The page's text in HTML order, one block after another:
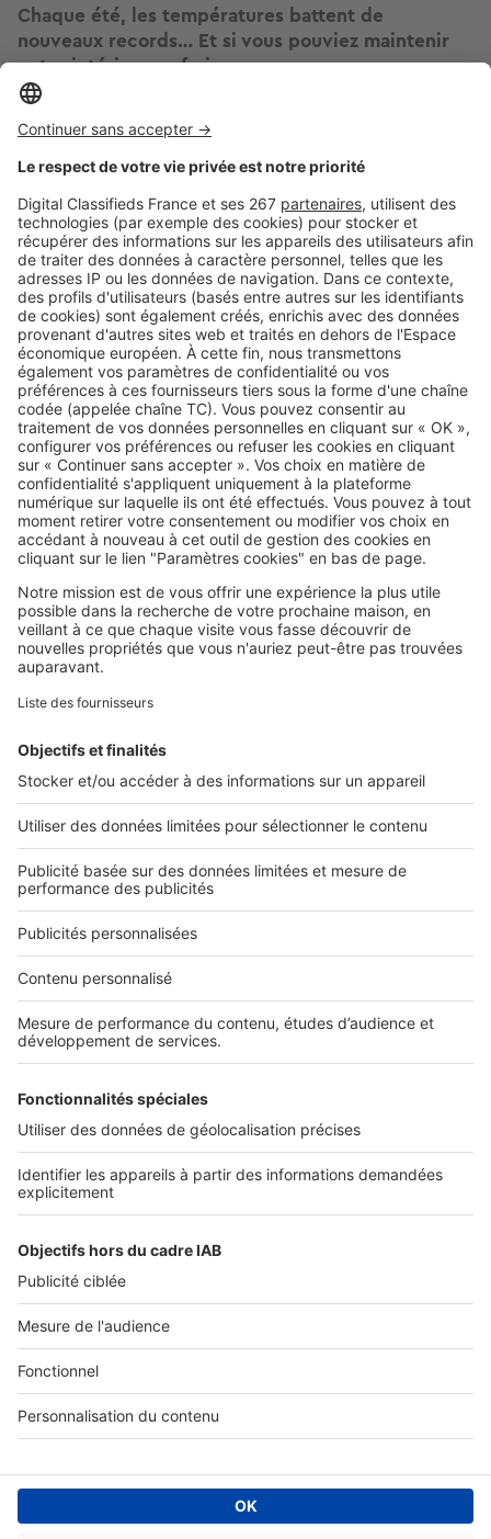
Chaque été, les températures battent de
nouveaux records… Et si vous pouviez maintenir
votre intérieur au frais
tout en limitant votre consommation d’énergie ?
Sur Sud Radio, Laurent Permasse, Directeur de Sofinco
Éco-Transitions, vous livre ses conseils pour améliorer
votre confort thermique sans alourdir votre facture :
protéger efficacement vos fenêtres, végétaliser vos
extérieurs,
optimiser la ventilation, ou encore renforcer l’isolation
pour conserver la fraîcheur plus longtemps.
Ne subissez plus la chaleur : adoptez les bons réflexes
pour un été plus agréable et plus économe !
SeLoger c'est aussi
Retrouvez-nous sur ...
L'ENTREPRISE
Nous contacter
Nous recrutons
NOS APPLICATIONS
Découvrez nos applications
Tous nos services pro
Accès client
À DÉCOUVRIR
Annuaire des professionnels
Tout l'immobilier
Toutes les villes
Tous les départements
Toutes les régions
SeLoger © 1992 - 2023
Annonces Immobilières
Paramétrer mes cookies
Conditions Générales d'Utilisation